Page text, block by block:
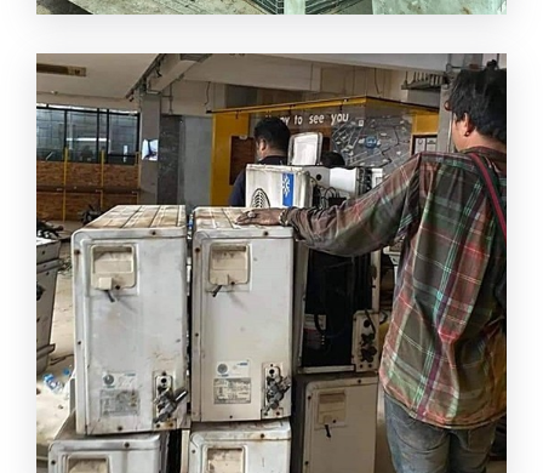
บริการรับซื้อถึงที่